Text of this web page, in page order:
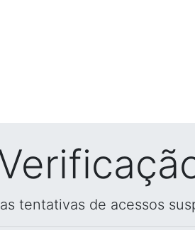
tentativas de acessos